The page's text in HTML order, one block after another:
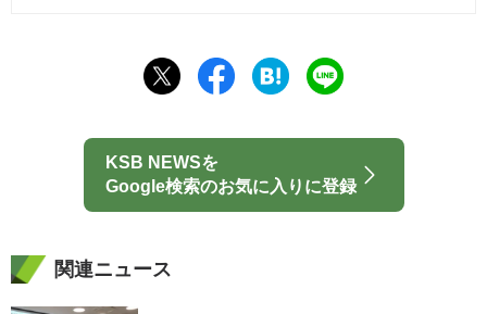
KSB NEWSを
Google検索のお気に入りに登録
関連ニュース